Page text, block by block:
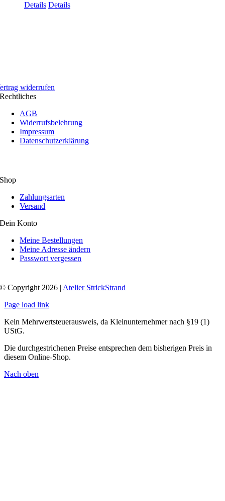
Details Details
widerrufen
Rechtliches
AGB
Widerrufsbelehrung
Impressum
Datenschutzerklärung
Shop
Zahlungsarten
Versand
Dein Konto
Meine Bestellungen
Meine Adresse ändern
Passwort vergessen
© Copyright 2026 |Atelier StrickStrand
Page load link
Kein Mehrwertsteuerausweis, da Kleinunternehmer nach §19 (1)
UStG.
Die durchgestrichenen Preise entsprechen dem bisherigen Preis in
diesem Online-Shop.
Nach oben